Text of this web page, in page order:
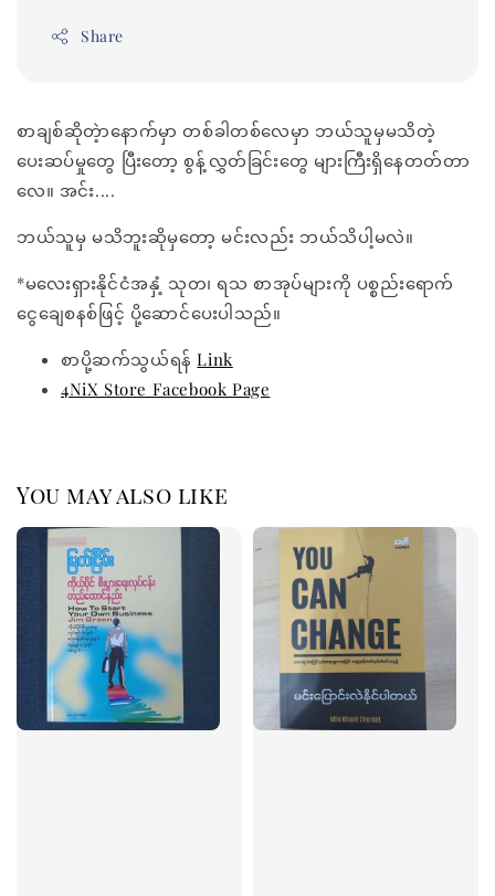
Share
စာချစ်ဆိုတဲ့ာနောက်မှာ တစ်ခါတစ်လေမှာ ဘယ်သူမှမသိတဲ့
ပေးဆပ်မှုတွေ ပြီးတော့ စွန့်လွှတ်ခြင်းတွေ များကြီးရှိနေတတ်တာ
လေ။ အင်း....
ဘယ်သူမှ မသိဘူးဆိုမှတော့ မင်းလည်း ဘယ်သိပါ့မလဲ။
*မလေးရှားနိုင်ငံအနှံ့ သုတ၊ ရသ စာအုပ်များကို ပစ္စည်းရောက်
ငွေချေစနစ်ဖြင့် ပို့ဆောင်ပေးပါသည်။
စာပို့ဆက်သွယ်ရန်Link
4NiX Store Facebook Page
You may also like